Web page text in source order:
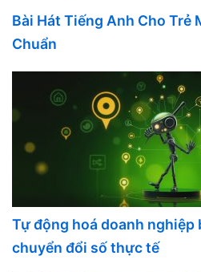
Bài Hát Tiếng Anh Cho Trẻ
Chuẩn
Tự động hoá doanh nghiệp
chuyển đổi số thực tế